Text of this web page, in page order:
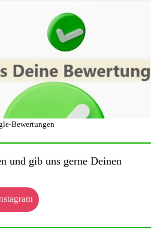
Bewertungen
und gib uns gerne Deinen